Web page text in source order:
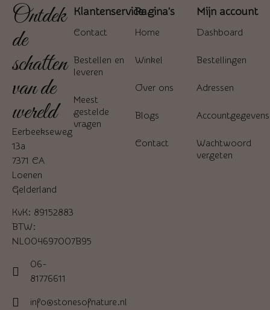
Ontdek
de
schatten
van de
wereld
Eerbeekseweg
13a
7371 CA
Loenen
Gelderland
KvK: 89152883
BTW:
NL004697007B95
06-
81776611
info@stonesofnature.nl
Klantenservice
Contact
Bestellen en
leveren
Meest
gestelde
vragen
Pagina's
Home
Winkel
Over ons
Blogs
Contact
Mijn account
Dashboard
Bestellingen
Adressen
Accountgegevens
Wachtwoord
vergeten